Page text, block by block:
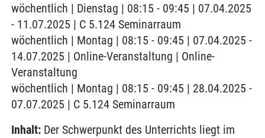
wöchentlich | Dienstag | 08:15 - 09:45 | 07.04.2025
- 11.07.2025 | C 5.124 Seminarraum
wöchentlich | Montag | 08:15 - 09:45 | 07.04.2025 -
14.07.2025 | Online-Veranstaltung | Online-
Veranstaltung
wöchentlich | Montag | 08:15 - 09:45 | 28.04.2025 -
07.07.2025 | C 5.124 Seminarraum
Inhalt: Der Schwerpunkt des Unterrichts liegt im